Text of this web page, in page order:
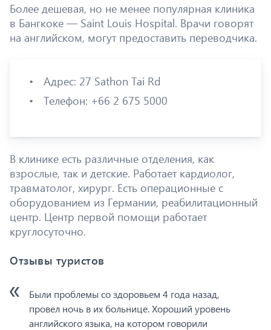
Более дешевая, но не менее популярная клиника
в Бангкоке — Saint Louis Hospital. Врачи говорят
на английском, могут предоставить переводчика.
Адрес: 27 Sathon Tai Rd
Телефон: +66 2 675 5000
В клинике есть различные отделения, как
взрослые, так и детские. Работает кардиолог,
травматолог, хирург. Есть операционные с
оборудованием из Германии, реабилитационный
центр. Центр первой помощи работает
круглосуточно.
Отзывы туристов
Были проблемы со здоровьем 4 года назад,
провел ночь в их больнице. Хороший уровень
английского языка, на котором говорили